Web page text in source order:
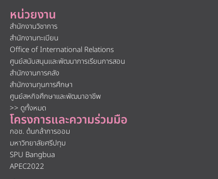
หน่วยงาน
สำนักงานวิชาการ
สำนักงานทะเบียน
Office of International Relations
ศูนย์สนับสนุนและพัฒนาการเรียนการสอน
สำนักงานการคลัง
สำนักงานทุนการศึกษา
ศูนย์สหกิจศึกษาและพัฒนาอาชีพ
>> ดูทั้งหมด
โครงการและความร่วมมือ
กอช. ต้นกล้าการออม
มหาวิทยาลัยศรีปทุม
SPU Bangbua
APEC2022